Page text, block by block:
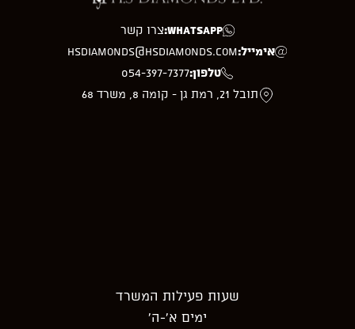
WhatsApp: צרו קשר
אימייל:hsdiamonds@hsdiamonds.com
טלפון:054-397-7377
תובל 21, רמת גן - קומה 8, משרד 68
שעות פעילות המשרד
ימים א’-ה’